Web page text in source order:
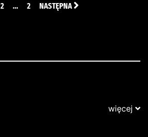
2 … 2 NASTĘPNA
więcej